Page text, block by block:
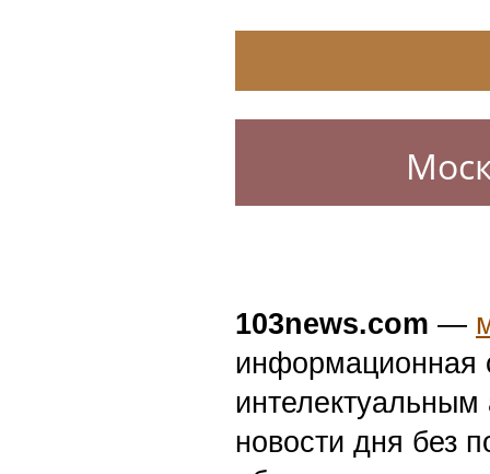
103news.com —
информационная
новости дня без